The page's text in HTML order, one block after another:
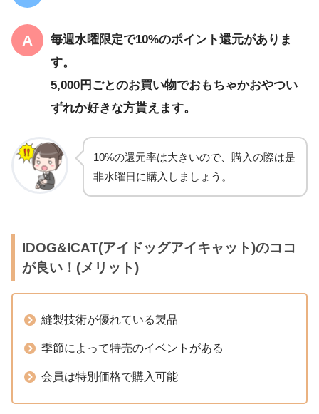
毎週水曜限定で10%のポイント還元がありま
す。
5,000円ごとのお買い物でおもちゃかおやつい
ずれか好きな方貰えます。
10%の還元率は大きいので、購入の際は是
非水曜日に購入しましょう。
IDOG&ICAT(アイドッグアイキャット)のココ
が良い！(メリット)
縫製技術が優れている製品
季節によって特売のイベントがある
会員は特別価格で購入可能